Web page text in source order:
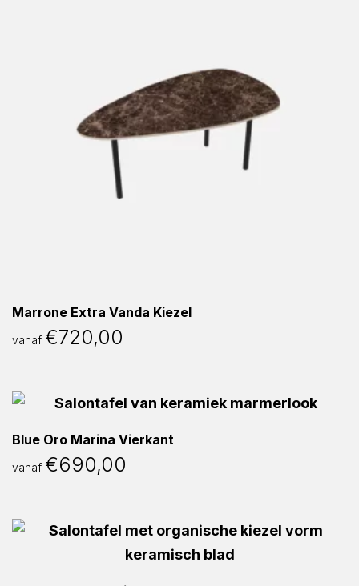
Marrone Extra Vanda Kiezel
vanaf €720,00
Blue Oro Marina Vierkant
vanaf €690,00